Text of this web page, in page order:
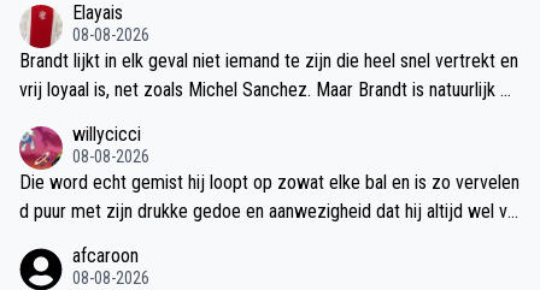
Elayais
08-08-2026
Brandt lijkt in elk geval niet iemand te zijn die heel snel vertrekt en
vrij loyaal is, net zoals Michel Sanchez. Maar Brandt is natuurlijk w
rscarriere, zou volgens mij wel een hele slimme en doordachte ke
rel zijn om in je organisatie te hebben. Het zou wel heel slecht zo
u zou Jordi na 2/3 jaar vertrekken, onafhankelijk van of we CL win
ordt. Bij alle clubs die goed presteren zie je dat de bestuurders er
willycicci
08-08-2026
Die word echt gemist hij loopt op zowat elke bal en is zo vervelen
d puur met zijn drukke gedoe en aanwezigheid dat hij altijd wel vo
afcaroon
08-08-2026